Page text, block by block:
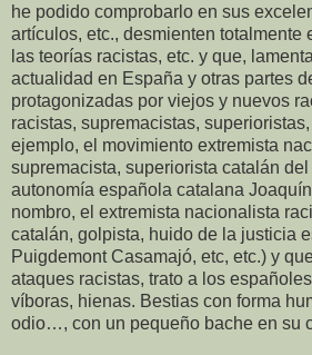
he podido comprobarlo en sus
artículos, etc., desmienten totalmente
las teorías racistas, etc. y que,
actualidad en España y otras partes
protagonizadas por viejos y nuevos
racistas, supremacistas,
ejemplo, el movimiento extremista
supremacista, superiorista catalán
autonomía española catalana
nombro, el extremista nacionalista
catalán, golpista, huido de la justicia
Puigdemont Casamajó, etc, etc.) y
ataques racistas, trato a los
víboras, hienas. Bestias con forma
odio…, con un pequeño bache en su